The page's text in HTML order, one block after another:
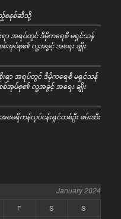
စနစ်ဆီသို့
ရာ အရပ်တွင် ဒီမိုကရေစီ မရှင်သန်
စ်အုပ်စု၏ လူ့အခွင့် အရေး ချိုး
းရာ အရပ်တွင် ဒီမိုကရေစီ မရှင်သန်
စ်အုပ်စု၏ လူ့အခွင့် အရေး ချိုး
ေရိကန်လုပ်ငန်းရှင်တစ်ဦး ဖမ်းဆီး
January 2024
F S S